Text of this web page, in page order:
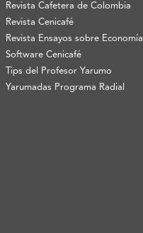
Revista Cafetera de Colombia
Revista Cenicafé
Revista Ensayos sobre Economía
Software Cenicafé
Tips del Profesor Yarumo
Yarumadas Programa Radial